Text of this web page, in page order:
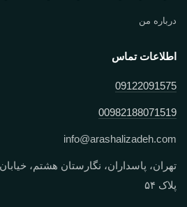
درباره من
اطلاعات تماس
09122091575
00982188071519
info@arashalizadeh.com
تهران، پاسداران، نگارستان هشتم،
پلاک ۵۴